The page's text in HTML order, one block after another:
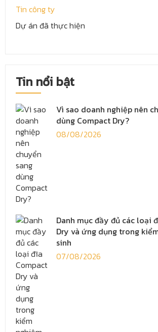
Tin công ty
Dự án đã thực hiện
Tin nổi bật
Vì sao doanh nghiệp nên
dùng Compact Dry?
08/08/2026
Danh mục đầy đủ các loại
Dry và ứng dụng trong
sinh
07/08/2026